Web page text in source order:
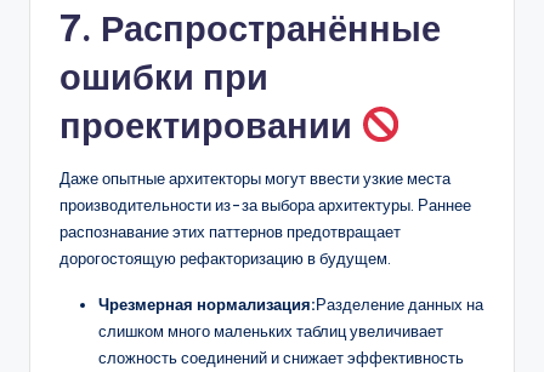
7. Распространённые
ошибки при
проектировании
Даже опытные архитекторы могут ввести узкие места
производительности из-за выбора архитектуры. Раннее
распознавание этих паттернов предотвращает
дорогостоящую рефакторизацию в будущем.
Чрезмерная нормализация:Разделение данных на
слишком много маленьких таблиц увеличивает
сложность соединений и снижает эффективность